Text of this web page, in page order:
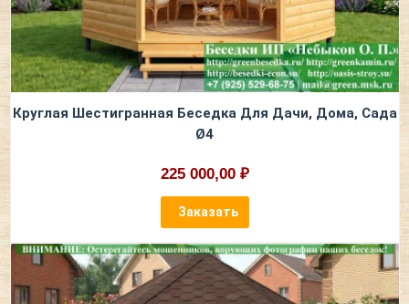
Круглая Шестигранная Беседка Для Дачи, Дома, Сада
Ø4
225 000,00 ₽
Заказать